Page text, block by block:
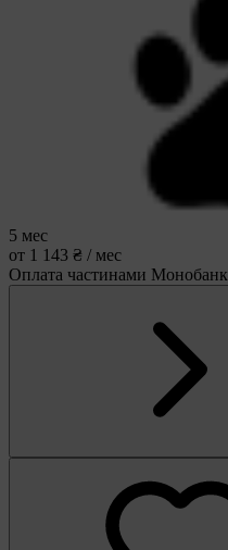
5 мес
от 1 143 ₴ / мес
Оплата частинами Монобанк